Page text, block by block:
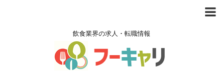
飲食業界の求人・転職情報